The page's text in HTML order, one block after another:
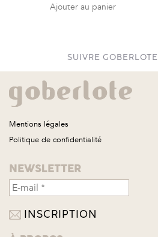
Ajouter au panier
SUIVRE GOBERLOTE
Mentions légales
Politique de confidentialité
NEWSLETTER